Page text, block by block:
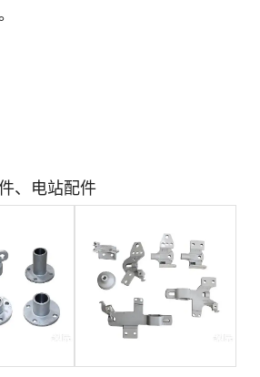
、电站配件